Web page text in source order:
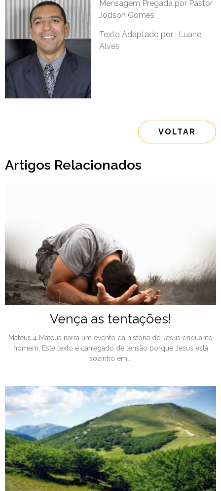
Mensagem Pregada por Pastor
Jodson Gomes
Texto Adaptado por : Luane
Alves
VOLTAR
Artigos Relacionados
Vença as tentações!
Mateus 4 Mateus narra um evento da história de Jesus enquanto
homem. Este texto é carregado de tensão porque Jesus está
sozinho em...